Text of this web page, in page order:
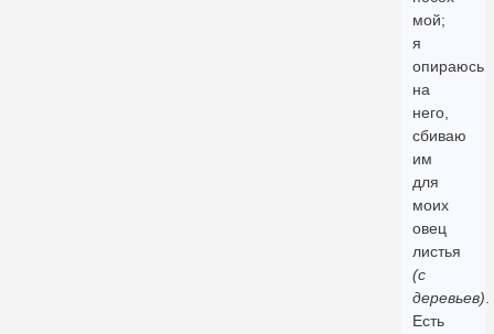
мой;
я
опираюсь
на
него,
сбиваю
им
для
моих
овец
листья
(с
деревьев).
Есть